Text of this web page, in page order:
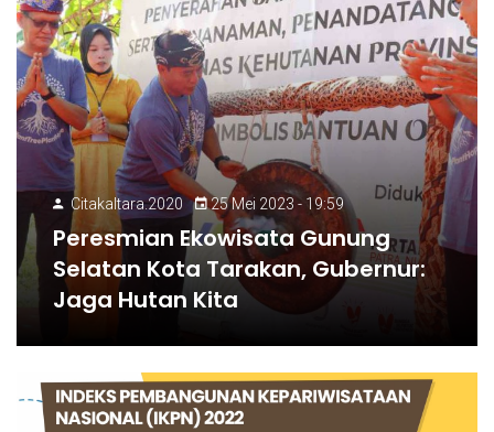
Citakaltara.2020 25 Mei 2023 - 19:59
Peresmian Ekowisata Gunung
Selatan Kota Tarakan, Gubernur:
Jaga Hutan Kita